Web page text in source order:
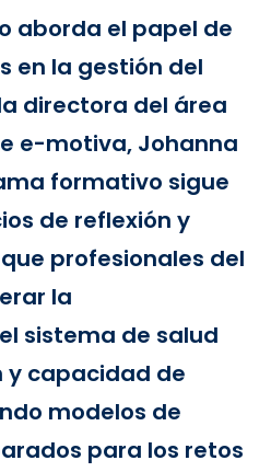
aborda el papel de
en la gestión del
directora del área
e-motiva, Johanna
formativo sigue
de reflexión y
profesionales del
la
sistema de salud
y capacidad de
modelos de
para los retos